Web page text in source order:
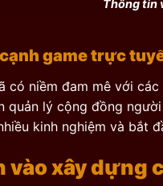
Thông tin
game trực
có niềm đam mê với
lý cộng đồng
kinh nghiệm và bắt
vào xây dựng